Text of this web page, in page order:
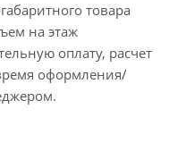
товара
на этаж
оплату, расчет
оформления/